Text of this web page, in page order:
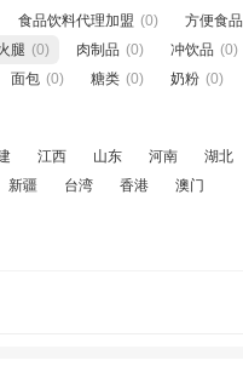
食品饮料代理加盟 (0) 方便食品
腿 (0) 肉制品 (0) 冲饮品 (0)
面包 (0) 糖类 (0) 奶粉 (0)
江西 山东 河南
湖北
新疆 台湾 香港 澳门